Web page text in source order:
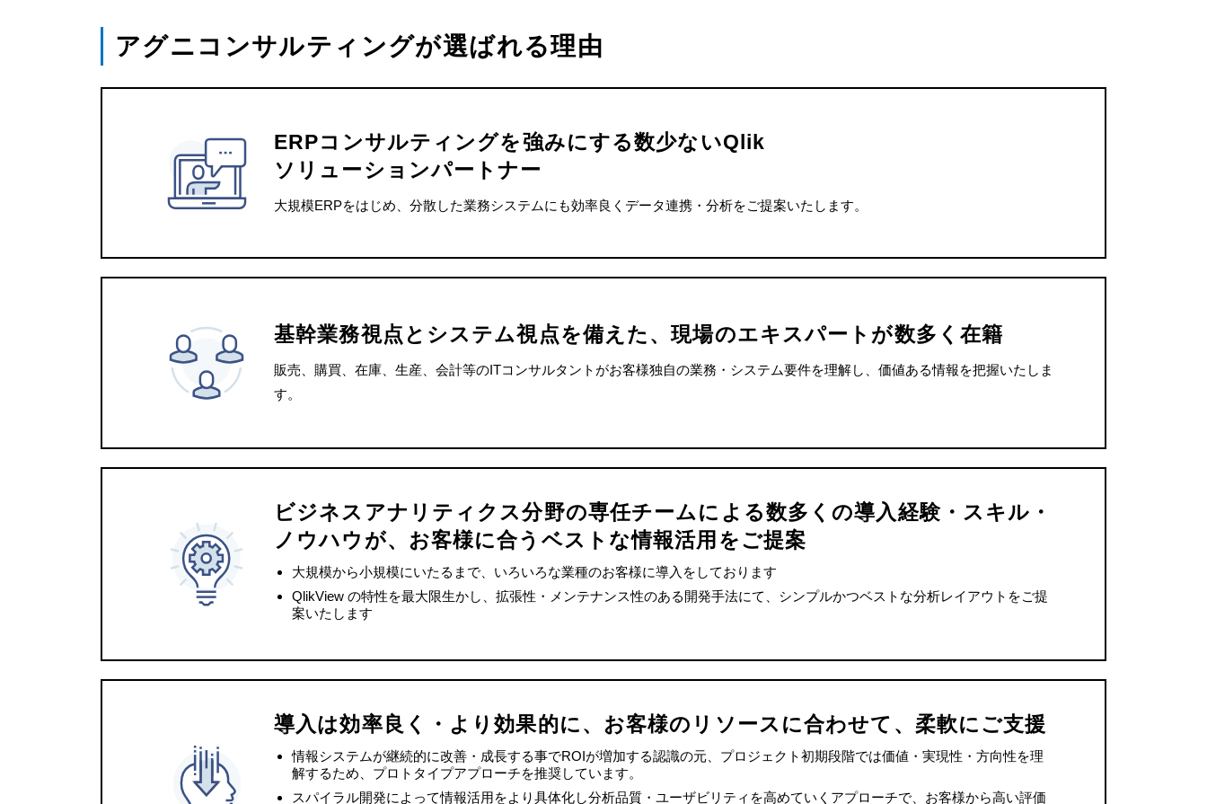
アグニコンサルティングが選ばれる理由
ERPコンサルティングを強みにする数少ないQlik
ソリューションパートナー
大規模ERPをはじめ、分散した業務システムにも効率良くデータ連携・分析をご提案いたします。
基幹業務視点とシステム視点を備えた、現場のエキスパートが数多く在籍
販売、購買、在庫、生産、会計等のITコンサルタントがお客様独自の業務・システム要件を理解し、価値ある情報を把握いたしま
す。
ビジネスアナリティクス分野の専任チームによる数多くの導入経験・スキル・
ノウハウが、お客様に合うベストな情報活用をご提案
大規模から小規模にいたるまで、いろいろな業種のお客様に導入をしております
QlikView の特性を最大限生かし、拡張性・メンテナンス性のある開発手法にて、シンプルかつベストな分析レイアウトをご提
案いたします
導入は効率良く・より効果的に、お客様のリソースに合わせて、柔軟にご支援
情報システムが継続的に改善・成長する事でROIが増加する認識の元、プロジェクト初期段階では価値・実現性・方向性を理
解するため、プロトタイプアプローチを推奨しています。
スパイラル開発によって情報活用をより具体化し分析品質・ユーザビリティを高めていくアプローチで、お客様から高い評価